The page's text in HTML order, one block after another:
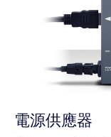
電源供應器